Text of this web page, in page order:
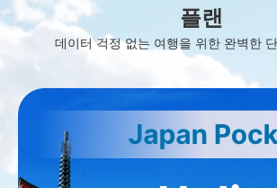
플랜
데이터 걱정 없는 여행을 위한 완벽한